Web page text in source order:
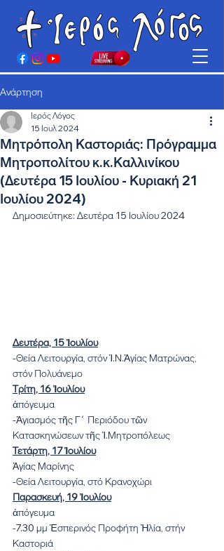
Ανάρτηση
Μητρόπολη Καστοριάς: Πρόγραμμα
Μητροπολίτου κ.κ.Καλλινίκου
(Δευτέρα 15 Ιουλίου - Κυριακή 21
Ιουλίου 2024)
Ιερός Λόγος
15 Ιουλ 2024
Δημοσιεύτηκε: Δευτέρα 15 Ιουλίου 2024
Δευτέρα, 15 Ἰουλίου
-Θεία Λειτουργία, στόν Ἱ.Ν.Ἁγίας Ματρώνας,
στόν Πολυάνεμο
Τρίτη, 16 Ἰουλίου
ἀπόγευμα
-Ἁγιασμός τῆς Γ´ Περιόδου τῶν
Κατασκηνώσεων τῆς Ἱ.Μητροπόλεως
Τετάρτη, 17 Ἰουλίου
Ἁγίας Μαρίνης
-Θεία Λειτουργία, στό Κρανοχώρι
Παρασκευή, 19 Ἰουλίου
ἀπόγευμα
-7.30 μμ Ἑσπερινός Προφήτη Ἠλία, στήν
Καστοριά